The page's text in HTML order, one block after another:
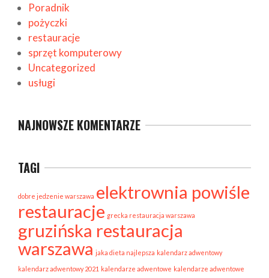
Poradnik
pożyczki
restauracje
sprzęt komputerowy
Uncategorized
usługi
NAJNOWSZE KOMENTARZE
TAGI
dobre jedzenie warszawa elektrownia powiśle
restauracje grecka restauracja warszawa
gruzińska restauracja
warszawa jaka dieta najlepsza kalendarz adwentowy
kalendarz adwentowy 2021 kalendarze adwentowe kalendarze adwentowe